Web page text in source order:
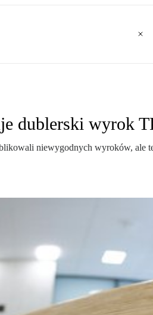
dublerski wyrok
niewygodnych wyroków, ale